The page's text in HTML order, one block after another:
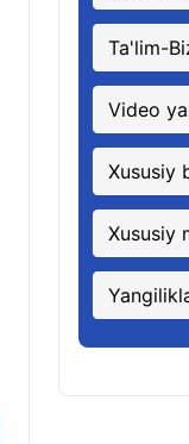
Ta'lim-
Video
Xususiy
Xususiy